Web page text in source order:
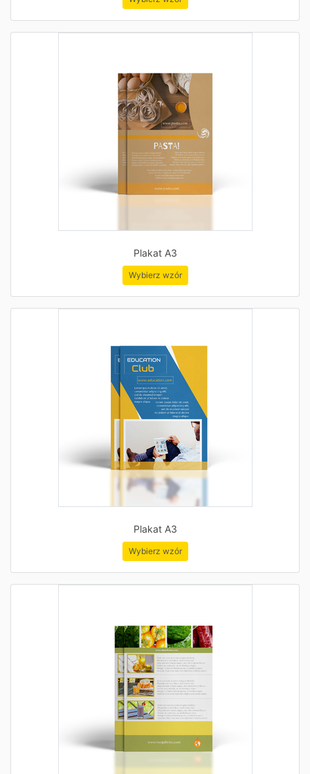
Plakat A3
Wybierz wzór
Plakat A3
Wybierz wzór